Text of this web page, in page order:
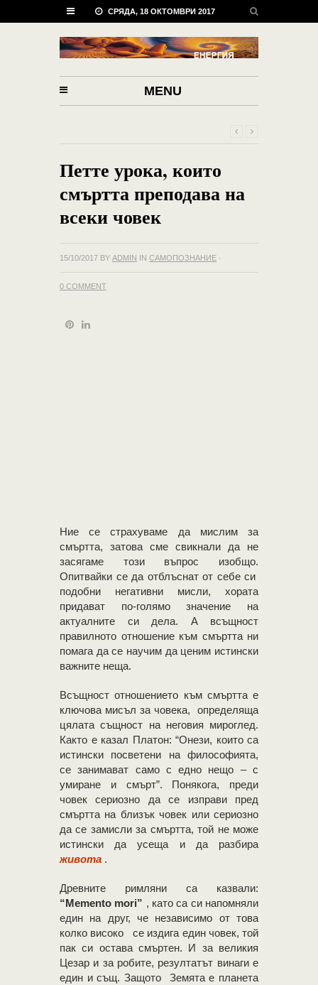
СРЯДА, 18 ОКТОМВРИ 2017
MENU
Петте урока, които
смъртта преподава на
всеки човек
15/10/2017 BY ADMIN IN САМОПОЗНАНИЕ ·
0 COMMENT
Ние се страхуваме да мислим за
смъртта, затова сме свикнали да не
засягаме този въпрос изобщо.
Опитвайки се да отблъснат от себе си
подобни негативни мисли, хората
придават по-голямо значение на
актуалните си дела. А всъщност
правилното отношение към смъртта ни
помага да се научим да ценим истински
важните неща.
Всъщност отношението към смъртта е
ключова мисъл за човека, определяща
цялата същност на неговия мироглед.
Както е казал Платон: “Онези, които са
истински посветени на философията,
се занимават само с едно нещо – с
умиране и смърт”. Понякога, преди
човек сериозно да се изправи пред
смъртта на близък човек или сериозно
да се замисли за смъртта, той не може
истински да усеща и да разбира
живота .
Древните римляни са казвали:
“Memento mori” , като са си напомняли
един на друг, че независимо от това
колко високо се издига един човек, той
пак си остава смъртен. И за великия
Цезар и за робите, резултатът винаги е
един и същ. Защото Земята е планета